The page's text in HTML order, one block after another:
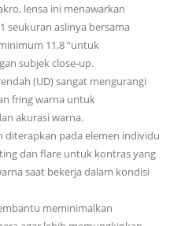
lensa ini menawarkan
seukuran aslinya bersama
11,8 “untuk
subjek close-up.
(UD) sangat mengurangi
fring warna untuk
akurasi warna.
diterapkan pada elemen individu
dan flare untuk kontras yang
saat bekerja dalam kondisi
meminimalkan